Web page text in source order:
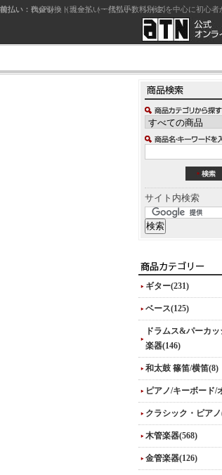
ジャズを中心に初心者
サイト内検索
ギター(231)
ベース(125)
ドラムス&パーカ
楽器(146)
和太鼓 篠笛/横笛(8)
ピアノ/キーボード/
クラシック・ピアノ
木管楽器(568)
金管楽器(126)
前払い：クレジットカード（一括払い）
後払い：代金引換（現金払い・代引手数料別途）
前払い：PayPay